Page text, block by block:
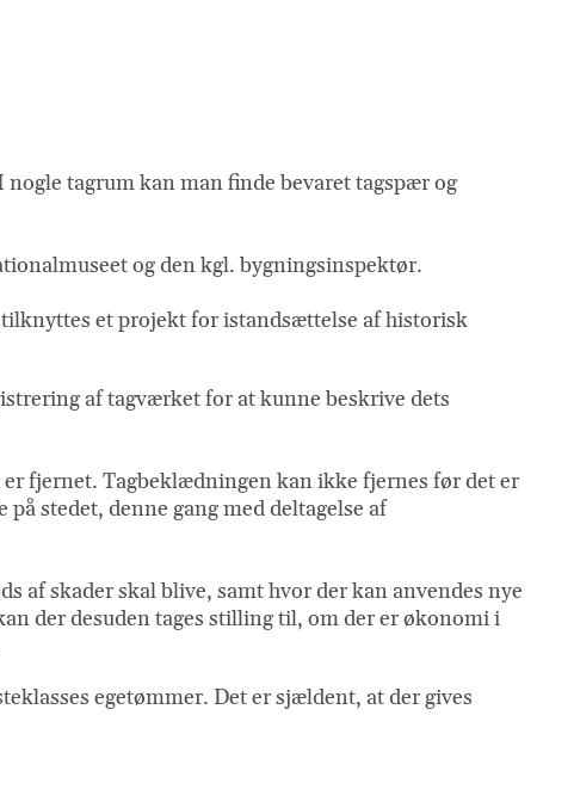
tagrum kan man finde bevaret tagspær og
og den kgl. bygningsinspektør.
et projekt for istandsættelse af historisk
af tagværket for at kunne beskrive dets
fjernet. Tagbeklædningen kan ikke fjernes før det er
stedet, denne gang med deltagelse af
af skader skal blive, samt hvor der kan anvendes nye
der desuden tages stilling til, om der er økonomi i
egetømmer. Det er sjældent, at der gives